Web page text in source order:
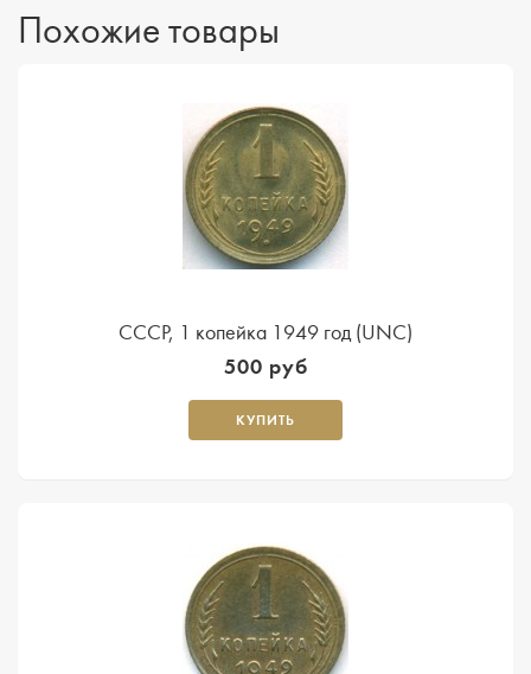
Похожие товары
СССР, 1 копейка 1949 год (UNC)
500 руб
КУПИТЬ